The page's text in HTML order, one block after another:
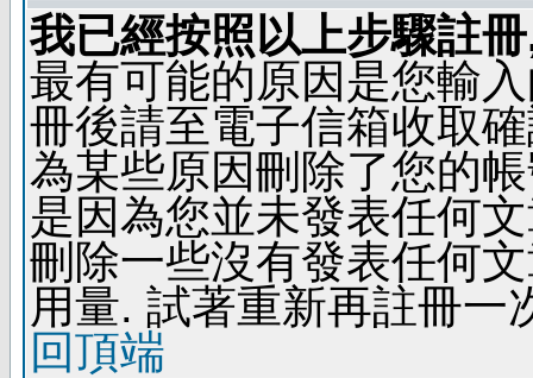
我已經按照以上步驟註
最有可能的原因是您輸
冊後請至電子信箱收取
為某些原因刪除了您的
是因為您並未發表任何
刪除一些沒有發表任何
用量. 試著重新再註冊一
回頂端